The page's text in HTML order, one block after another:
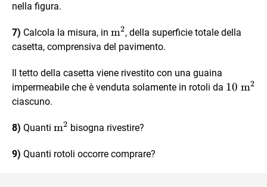
nella figura.
7) Calcola la misura, in \text{m}^2
m2, della superficie totale della
casetta, comprensiva del pavimento.
Il tetto della casetta viene rivestito con una guaina
impermeabile che è venduta solamente in rotoli da 10
10 m2
ciascuno.
8) Quanti \text{m}^2
m2 bisogna rivestire?
9) Quanti rotoli occorre comprare?